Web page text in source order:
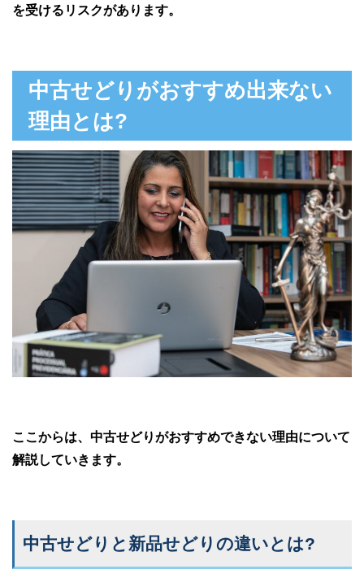
を受けるリスクがあります。
中古せどりがおすすめ出来ない
理由とは?
ここからは、中古せどりがおすすめできない理由について
解説していきます。
中古せどりと新品せどりの違いとは?